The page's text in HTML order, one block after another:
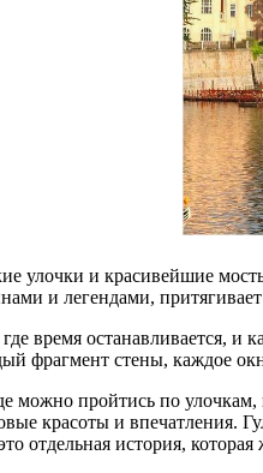
улочки и красивейшие
и легендами,
время останавливается, и
фрагмент стены, каждое
можно пройтись по
красоты и впечатления.
отдельная история, которая